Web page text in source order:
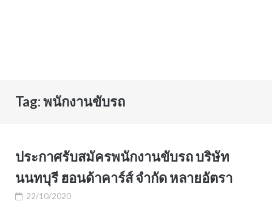
Tag:พนักงานขับรถ
ประกาศรับสมัครพนักงานขับรถ บริษัท
นนทบุรี ฮอนด้าคาร์ส์ จำกัด หลายอัตรา
22/10/2020